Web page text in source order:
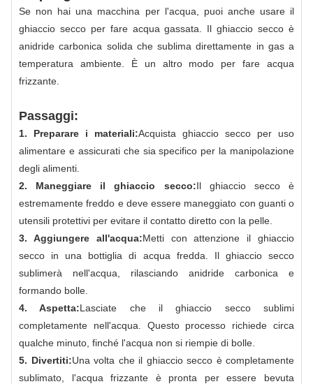
Se non hai una macchina per l'acqua, puoi anche usare il
ghiaccio secco per fare acqua gassata. Il ghiaccio secco è
anidride carbonica solida che sublima direttamente in gas a
temperatura ambiente. È un altro modo per fare acqua
frizzante.
Passaggi:
1. Preparare i materiali:Acquista ghiaccio secco per uso
alimentare e assicurati che sia specifico per la manipolazione
degli alimenti.
2. Maneggiare il ghiaccio secco:Il ghiaccio secco è
estremamente freddo e deve essere maneggiato con guanti o
utensili protettivi per evitare il contatto diretto con la pelle.
3. Aggiungere all'acqua:Metti con attenzione il ghiaccio
secco in una bottiglia di acqua fredda. Il ghiaccio secco
sublimerà nell'acqua, rilasciando anidride carbonica e
formando bolle.
4. Aspetta:Lasciate che il ghiaccio secco sublimi
completamente nell'acqua. Questo processo richiede circa
qualche minuto, finché l'acqua non si riempie di bolle.
5. Divertiti:Una volta che il ghiaccio secco è completamente
sublimato, l'acqua frizzante è pronta per essere bevuta